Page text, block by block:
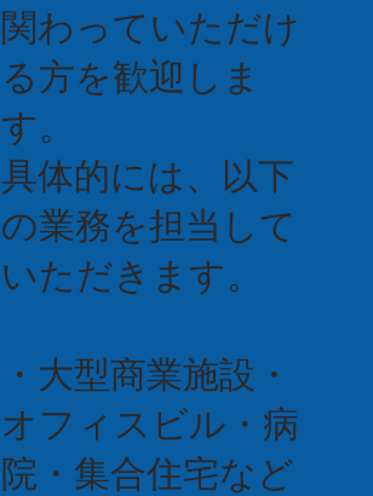
関わっていただけ
る方を歓迎しま
す。
具体的には、以下
の業務を担当して
いただきます。
・大型商業施設・
オフィスビル・病
院・集合住宅など